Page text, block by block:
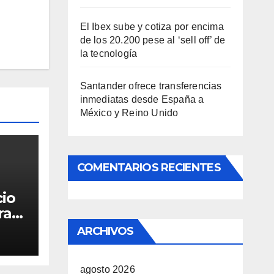
El Ibex sube y cotiza por encima
de los 20.200 pese al ‘sell off’ de
la tecnología
Santander ofrece transferencias
inmediatas desde España a
México y Reino Unido
COMENTARIOS RECIENTES
ARCHIVOS
agosto 2026